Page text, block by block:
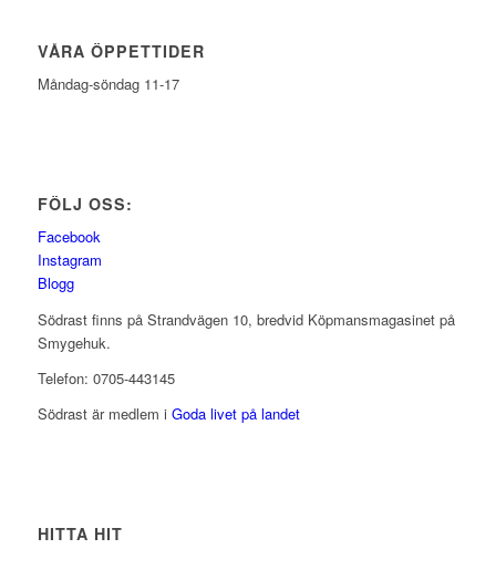
VÅRA ÖPPETTIDER
Måndag-söndag 11-17
FÖLJ OSS:
Facebook
Instagram
Blogg
Södrast finns på Strandvägen 10, bredvid Köpmansmagasinet på
Smygehuk.
Telefon: 0705-443145
Södrast är medlem i Goda livet på landet
HITTA HIT